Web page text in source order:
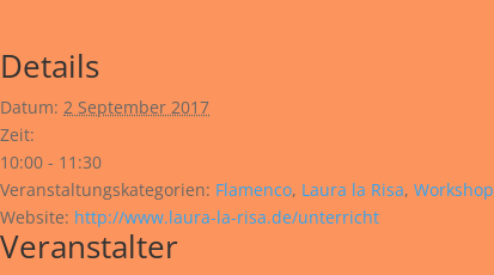
Details
Datum: 2 September 2017
Zeit:
10:00 - 11:30
Veranstaltungskategorien: Flamenco, Laura la Risa, Workshop
Website: http://www.laura-la-risa.de/unterricht
Veranstalter